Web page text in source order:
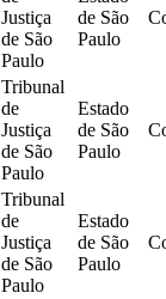
Justiça
de São
Paulo
de São
Paulo
Tribunal
de
Justiça
de São
Paulo
Estado
de São
Paulo
Tribunal
de
Justiça
de São
Paulo
Estado
de São
Paulo